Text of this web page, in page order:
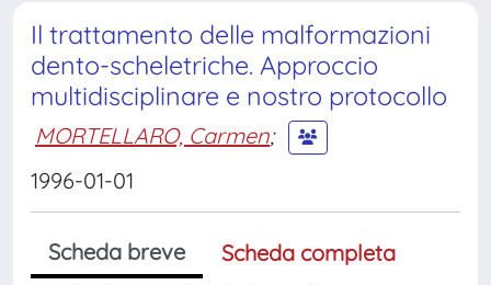
Il trattamento delle malformazioni
dento-scheletriche. Approccio
multidisciplinare e nostro protocollo
MORTELLARO, Carmen;
1996-01-01
Scheda breve
Scheda completa